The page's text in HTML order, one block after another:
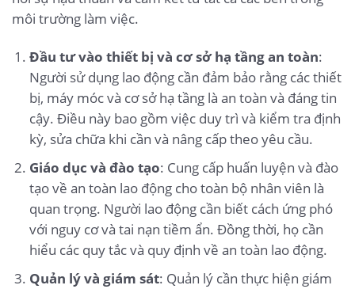
môi trường làm việc.
Đầu tư vào thiết bị và cơ sở hạ tầng an toàn:
Người sử dụng lao động cần đảm bảo rằng các thiết
bị, máy móc và cơ sở hạ tầng là an toàn và đáng tin
cậy. Điều này bao gồm việc duy trì và kiểm tra định
kỳ, sửa chữa khi cần và nâng cấp theo yêu cầu.
Giáo dục và đào tạo: Cung cấp huấn luyện và đào
tạo về an toàn lao động cho toàn bộ nhân viên là
quan trọng. Người lao động cần biết cách ứng phó
với nguy cơ và tai nạn tiềm ẩn. Đồng thời, họ cần
hiểu các quy tắc và quy định về an toàn lao động.
Quản lý và giám sát: Quản lý cần thực hiện giám